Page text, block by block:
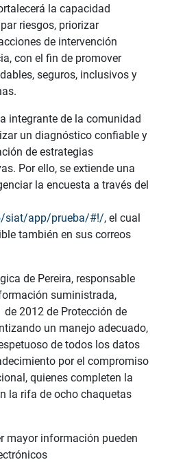
la capacidad
riesgos, priorizar
de intervención
con el fin de promover
seguros, inclusivos y
integrante de la comunidad
un diagnóstico confiable y
de estrategias
Por ello, se extiende una
la encuesta a través del
siat/app/prueba/#!/, el cual
también en sus correos
de Pereira, responsable
suministrada,
2012 de Protección de
un manejo adecuado,
de todos los datos
por el compromiso
quienes completen la
la rifa de ocho chaquetas
mayor información pueden